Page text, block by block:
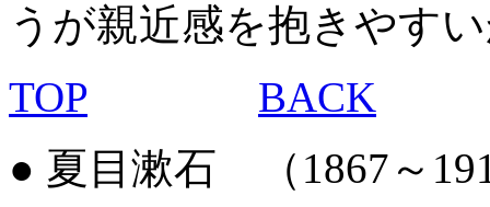
うが親近感を抱きやす
TOP
BACK
● 夏目漱石 （1867～